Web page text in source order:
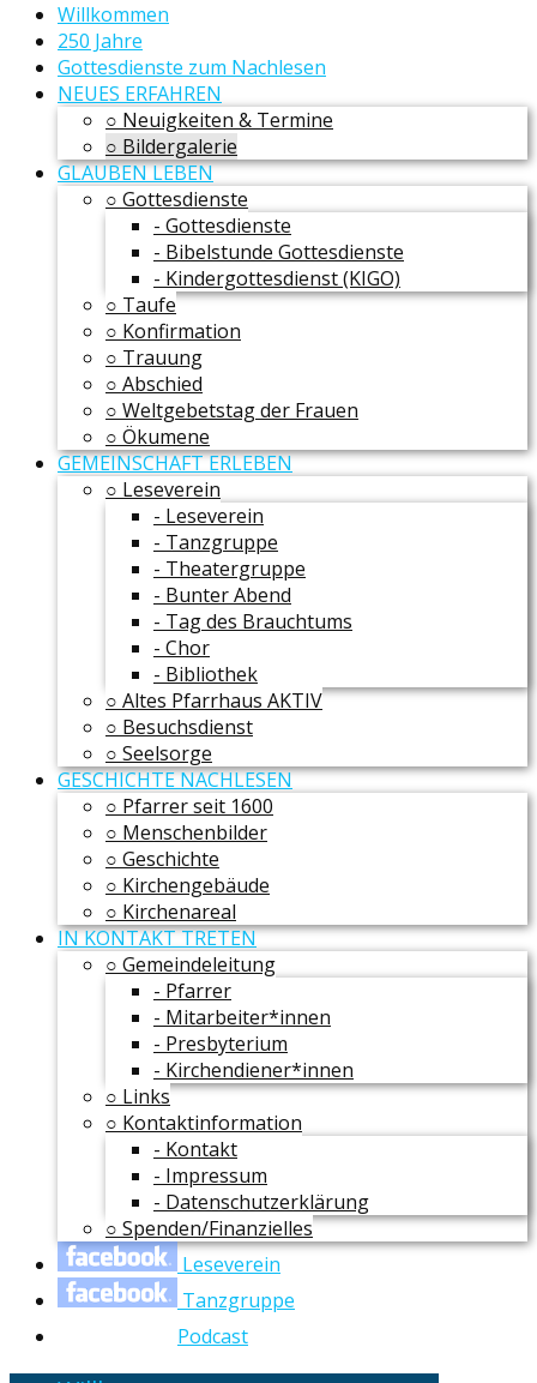
Willkommen
250 Jahre
Gottesdienste zum Nachlesen
NEUES ERFAHREN
○ Neuigkeiten & Termine
○ Bildergalerie
GLAUBEN LEBEN
○ Gottesdienste
- Gottesdienste
- Bibelstunde Gottesdienste
- Kindergottesdienst (KIGO)
○ Taufe
○ Konfirmation
○ Trauung
○ Abschied
○ Weltgebetstag der Frauen
○ Ökumene
GEMEINSCHAFT ERLEBEN
○ Leseverein
- Leseverein
- Tanzgruppe
- Theatergruppe
- Bunter Abend
- Tag des Brauchtums
- Chor
- Bibliothek
○ Altes Pfarrhaus AKTIV
○ Besuchsdienst
○ Seelsorge
GESCHICHTE NACHLESEN
○ Pfarrer seit 1600
○ Menschenbilder
○ Geschichte
○ Kirchengebäude
○ Kirchenareal
IN KONTAKT TRETEN
○ Gemeindeleitung
- Pfarrer
- Mitarbeiter*innen
- Presbyterium
- Kirchendiener*innen
○ Links
○ Kontaktinformation
- Kontakt
- Impressum
- Datenschutzerklärung
○ Spenden/Finanzielles
Leseverein
Tanzgruppe
Podcast